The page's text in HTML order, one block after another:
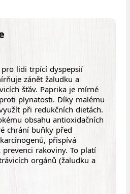
pro lidi trpící dyspepsií
zánět žaludku a
šťáv. Paprika je mírné
plynatosti. Díky malému
při redukčních dietách.
obsahu antioxidačních
chrání buňky před
přispívá
rakoviny. To platí
orgánů (žaludku a